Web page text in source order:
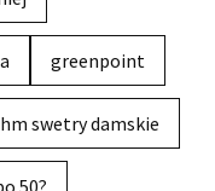
greenpoint
hm swetry damskie
50?